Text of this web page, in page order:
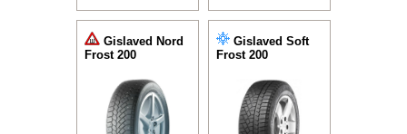
Gislaved Nord
Frost 200
Gislaved Soft
Frost 200